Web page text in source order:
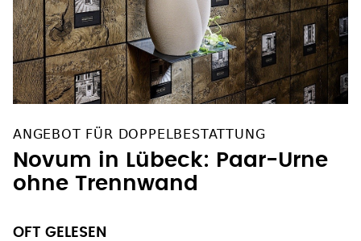
ANGEBOT FÜR DOPPELBESTATTUNG
Novum in Lübeck: Paar-Urne
ohne Trennwand
OFT GELESEN